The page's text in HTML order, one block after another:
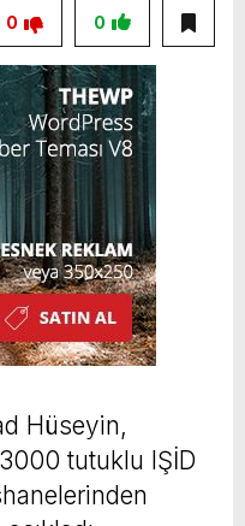
0
0
Hüseyin,
tutuklu IŞİD